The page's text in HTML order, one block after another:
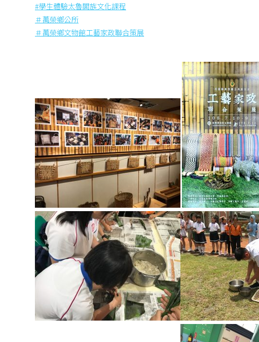
#學生體驗太魯閣族文化課程
＃萬榮鄉公所
＃萬榮鄉文物館工藝家政聯合策展